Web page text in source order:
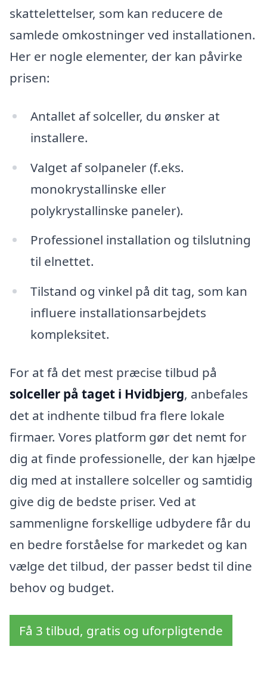
skattelettelser, som kan reducere de
samlede omkostninger ved installationen.
Her er nogle elementer, der kan påvirke
prisen:
Antallet af solceller, du ønsker at
installere.
Valget af solpaneler (f.eks.
monokrystallinske eller
polykrystallinske paneler).
Professionel installation og tilslutning
til elnettet.
Tilstand og vinkel på dit tag, som kan
influere installationsarbejdets
kompleksitet.
For at få det mest præcise tilbud på
solceller på taget i Hvidbjerg, anbefales
det at indhente tilbud fra flere lokale
firmaer. Vores platform gør det nemt for
dig at finde professionelle, der kan hjælpe
dig med at installere solceller og samtidig
give dig de bedste priser. Ved at
sammenligne forskellige udbydere får du
en bedre forståelse for markedet og kan
vælge det tilbud, der passer bedst til dine
behov og budget.
Få 3 tilbud, gratis og uforpligtende